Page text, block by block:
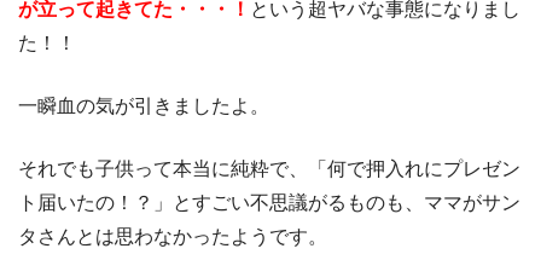
が立って起きてた・・・！ という超ヤバな事態になりまし
た！！
一瞬血の気が引きましたよ。
それでも子供って本当に純粋で、「何で押入れにプレゼン
ト届いたの！？」とすごい不思議がるものも、ママがサン
タさんとは思わなかったようです。